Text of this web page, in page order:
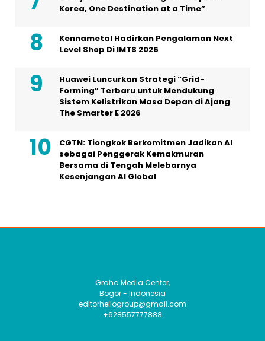
Korea, One Destination at a Time”
Kennametal Hadirkan Pengalaman Next
Level Shop Di IMTS 2026
Huawei Luncurkan Strategi “Grid-
Forming” Terbaru untuk Mendukung
Sistem Kelistrikan Masa Depan di Ajang
The Smarter E 2026
CGTN: Tiongkok Berkomitmen Jadikan AI
sebagai Penggerak Kemakmuran
Bersama di Tengah Melebarnya
Kesenjangan AI Global
Graha Media Center,
Bogor - Indonesia
editorhellogroup@gmail.com
+628557777888